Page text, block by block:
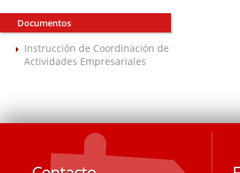
Documentos
Instrucción de Coordinación de
Actividades Empresariales